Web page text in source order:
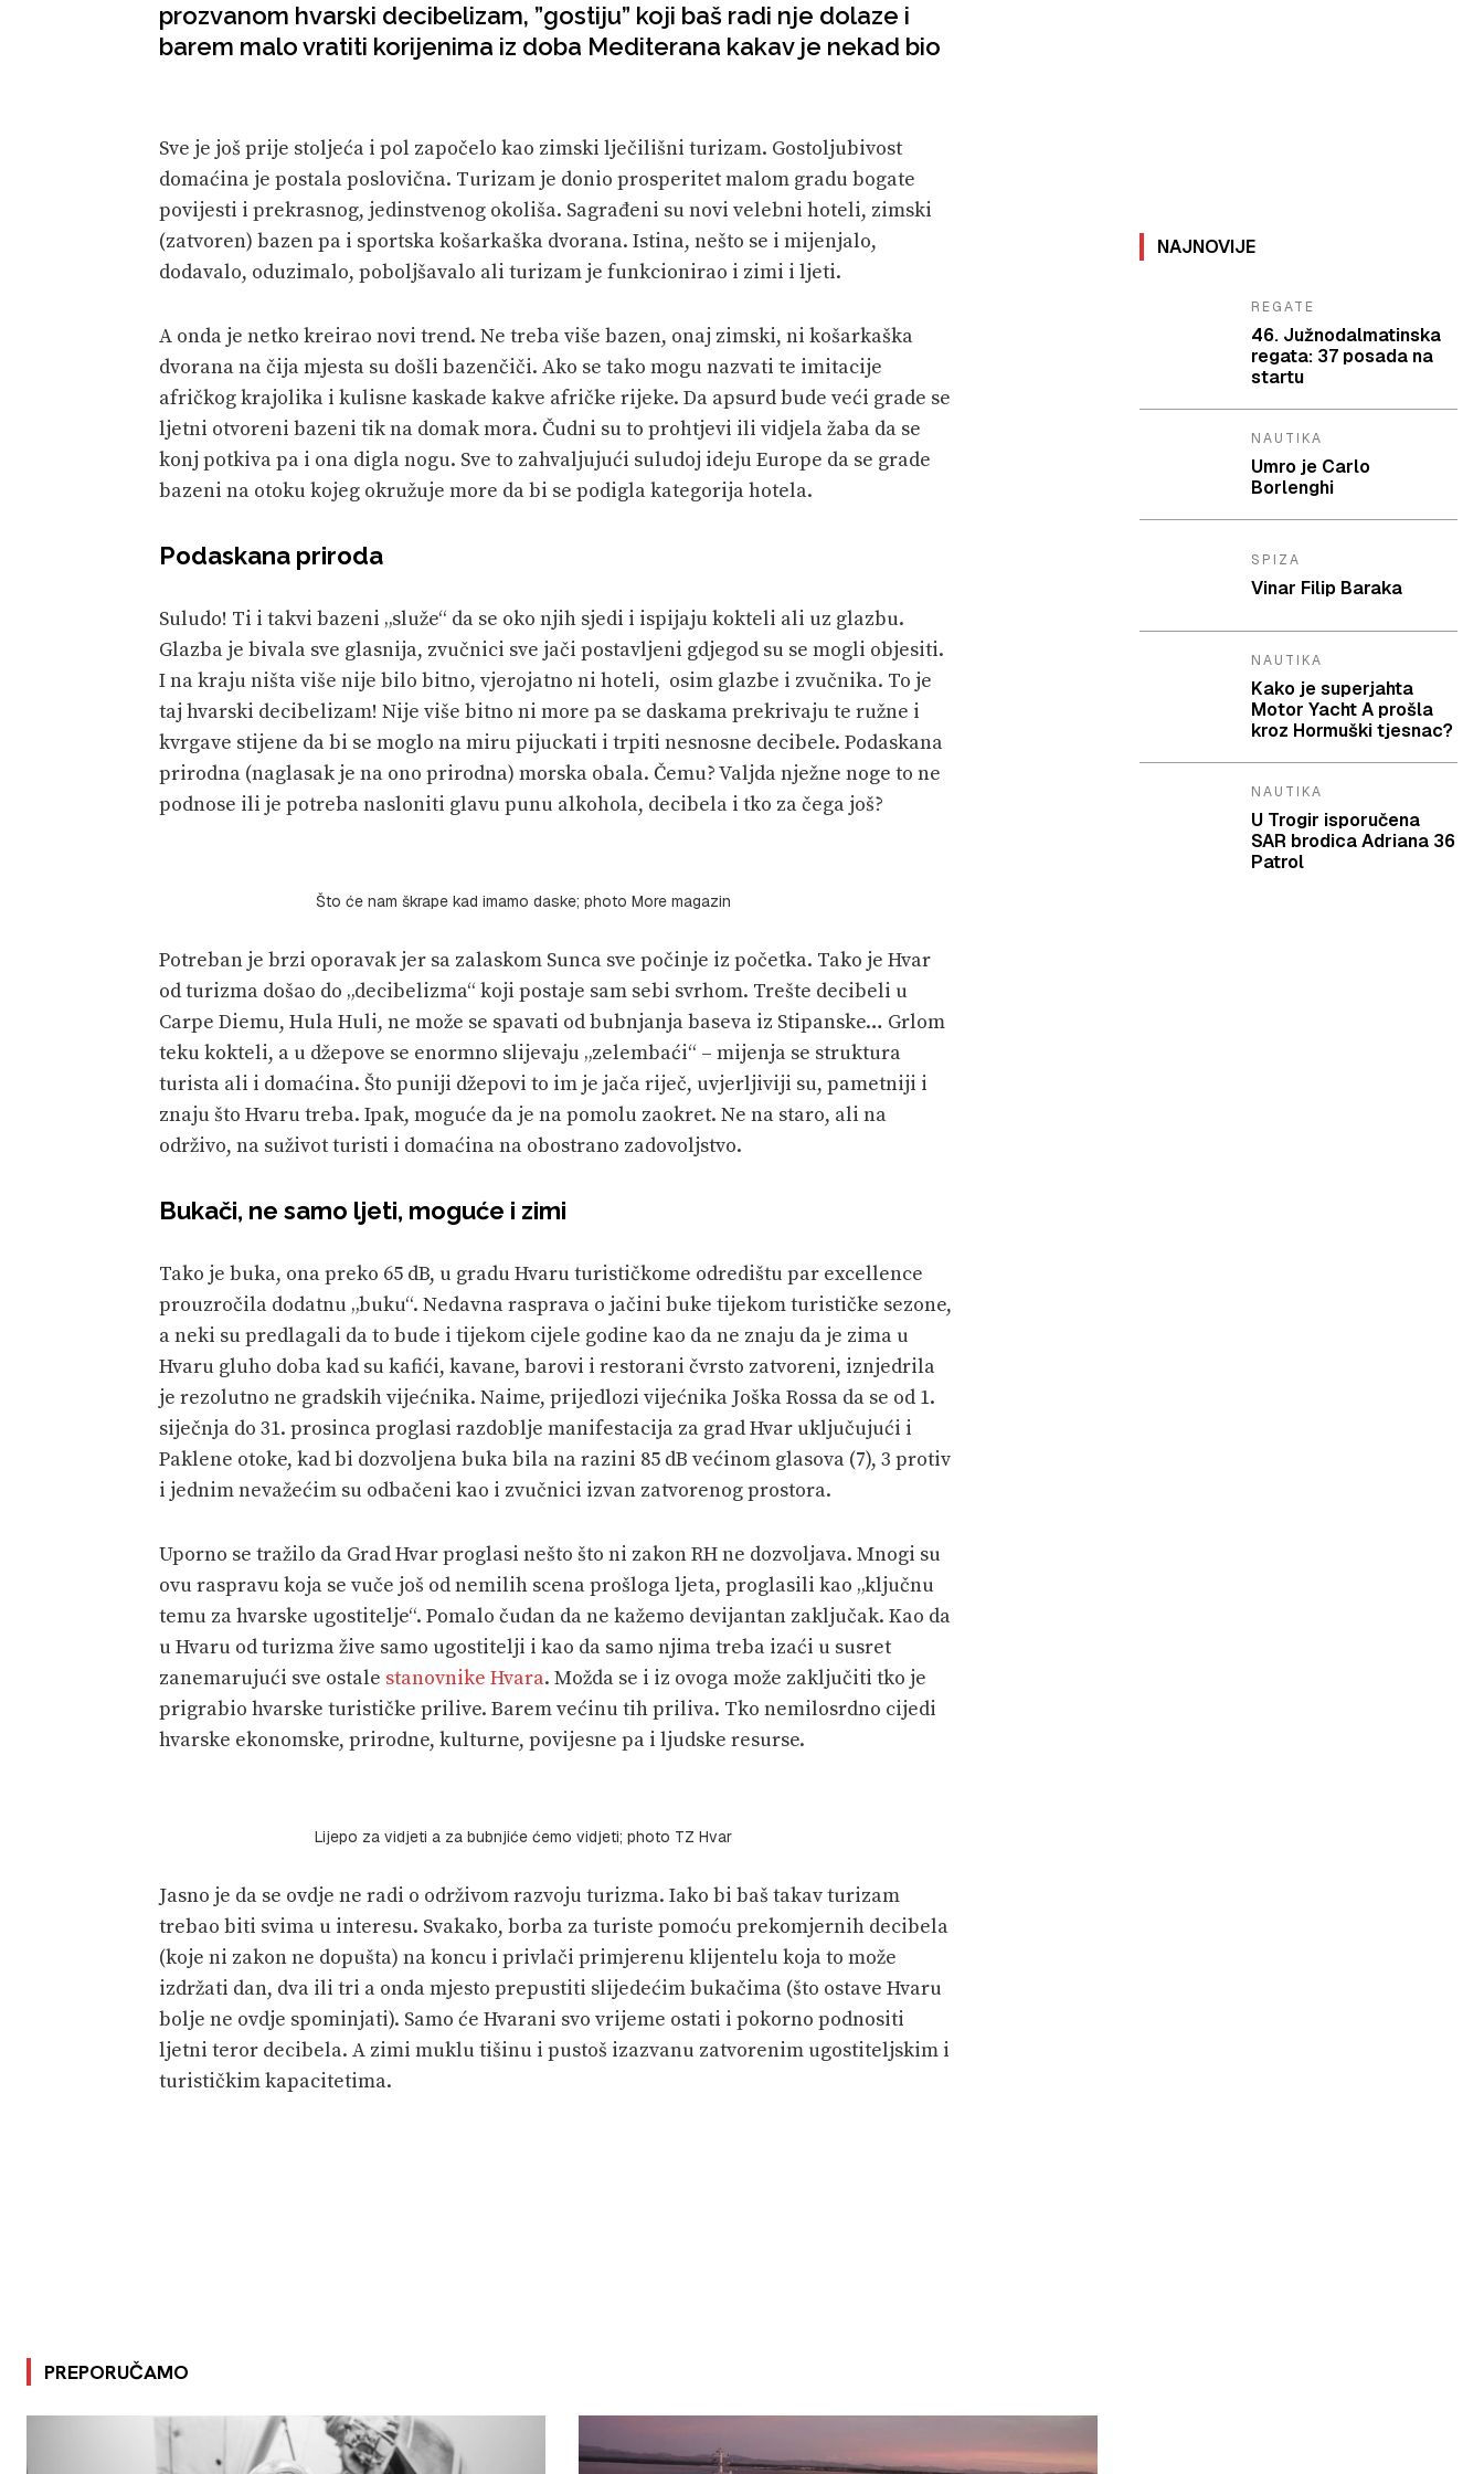
prozvanom hvarski decibelizam, ”gostiju” koji baš radi nje dolaze i
barem malo vratiti korijenima iz doba Mediterana kakav je nekad bio
Sve je još prije stoljeća i pol započelo kao zimski lječilišni turizam. Gostoljubivost
domaćina je postala poslovična. Turizam je donio prosperitet malom gradu bogate
povijesti i prekrasnog, jedinstvenog okoliša. Sagrađeni su novi velebni hoteli, zimski
(zatvoren) bazen pa i sportska košarkaška dvorana. Istina, nešto se i mijenjalo,
dodavalo, oduzimalo, poboljšavalo ali turizam je funkcionirao i zimi i ljeti.
A onda je netko kreirao novi trend. Ne treba više bazen, onaj zimski, ni košarkaška
dvorana na čija mjesta su došli bazenčiči. Ako se tako mogu nazvati te imitacije
afričkog krajolika i kulisne kaskade kakve afričke rijeke. Da apsurd bude veći grade se
ljetni otvoreni bazeni tik na domak mora. Čudni su to prohtjevi ili vidjela žaba da se
konj potkiva pa i ona digla nogu. Sve to zahvaljujući suludoj ideju Europe da se grade
bazeni na otoku kojeg okružuje more da bi se podigla kategorija hotela.
Podaskana priroda
Suludo! Ti i takvi bazeni „služe“ da se oko njih sjedi i ispijaju kokteli ali uz glazbu.
Glazba je bivala sve glasnija, zvučnici sve jači postavljeni gdjegod su se mogli objesiti.
I na kraju ništa više nije bilo bitno, vjerojatno ni hoteli, osim glazbe i zvučnika. To je
taj hvarski decibelizam! Nije više bitno ni more pa se daskama prekrivaju te ružne i
kvrgave stijene da bi se moglo na miru pijuckati i trpiti nesnosne decibele. Podaskana
prirodna (naglasak je na ono prirodna) morska obala. Čemu? Valjda nježne noge to ne
podnose ili je potreba nasloniti glavu punu alkohola, decibela i tko za čega još?
Što će nam škrape kad imamo daske; photo More magazin
Potreban je brzi oporavak jer sa zalaskom Sunca sve počinje iz početka. Tako je Hvar
od turizma došao do „decibelizma“ koji postaje sam sebi svrhom. Trešte decibeli u
Carpe Diemu, Hula Huli, ne može se spavati od bubnjanja baseva iz Stipanske… Grlom
teku kokteli, a u džepove se enormno slijevaju „zelembaći“ – mijenja se struktura
turista ali i domaćina. Što puniji džepovi to im je jača riječ, uvjerljiviji su, pametniji i
znaju što Hvaru treba. Ipak, moguće da je na pomolu zaokret. Ne na staro, ali na
održivo, na suživot turisti i domaćina na obostrano zadovoljstvo.
Bukači, ne samo ljeti, moguće i zimi
Tako je buka, ona preko 65 dB, u gradu Hvaru turističkome odredištu par excellence
prouzročila dodatnu „buku“. Nedavna rasprava o jačini buke tijekom turističke sezone,
a neki su predlagali da to bude i tijekom cijele godine kao da ne znaju da je zima u
Hvaru gluho doba kad su kafići, kavane, barovi i restorani čvrsto zatvoreni, iznjedrila
je rezolutno ne gradskih vijećnika. Naime, prijedlozi vijećnika Joška Rossa da se od 1.
siječnja do 31. prosinca proglasi razdoblje manifestacija za grad Hvar uključujući i
Paklene otoke, kad bi dozvoljena buka bila na razini 85 dB većinom glasova (7), 3 protiv
i jednim nevažećim su odbačeni kao i zvučnici izvan zatvorenog prostora.
Uporno se tražilo da Grad Hvar proglasi nešto što ni zakon RH ne dozvoljava. Mnogi su
ovu raspravu koja se vuče još od nemilih scena prošloga ljeta, proglasili kao „ključnu
temu za hvarske ugostitelje“. Pomalo čudan da ne kažemo devijantan zaključak. Kao da
u Hvaru od turizma žive samo ugostitelji i kao da samo njima treba izaći u susret
zanemarujući sve ostale stanovnike Hvara. Možda se i iz ovoga može zaključiti tko je
prigrabio hvarske turističke prilive. Barem većinu tih priliva. Tko nemilosrdno cijedi
hvarske ekonomske, prirodne, kulturne, povijesne pa i ljudske resurse.
Lijepo za vidjeti a za bubnjiće ćemo vidjeti; photo TZ Hvar
Jasno je da se ovdje ne radi o održivom razvoju turizma. Iako bi baš takav turizam
trebao biti svima u interesu. Svakako, borba za turiste pomoću prekomjernih decibela
(koje ni zakon ne dopušta) na koncu i privlači primjerenu klijentelu koja to može
izdržati dan, dva ili tri a onda mjesto prepustiti slijedećim bukačima (što ostave Hvaru
bolje ne ovdje spominjati). Samo će Hvarani svo vrijeme ostati i pokorno podnositi
ljetni teror decibela. A zimi muklu tišinu i pustoš izazvanu zatvorenim ugostiteljskim i
turističkim kapacitetima.
PREPORUČAMO
NAJNOVIJE
REGATE
46. Južnodalmatinska
regata: 37 posada na
startu
NAUTIKA
Umro je Carlo
Borlenghi
SPIZA
Vinar Filip Baraka
NAUTIKA
Kako je superjahta
Motor Yacht A prošla
kroz Hormuški tjesnac?
NAUTIKA
U Trogir isporučena
SAR brodica Adriana 36
Patrol